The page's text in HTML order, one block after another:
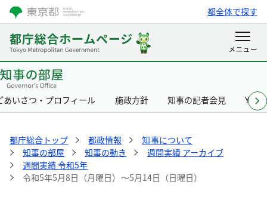
都全体で探す
あいさつ・プロフィール 施政方針 知事の記者会見
都庁総合トップ 都政情報
知事について
知事の部屋
知事の動き
週間実績 アーカイブ
週間実績 令和5年
令和5年5月8日（月曜日）～5月14日（日曜日）